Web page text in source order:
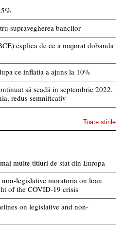
supravegherea bancilor
explica de ce a majorat dobanda
ce inflatia a ajuns la 10%
să scadă in septembrie 2022.
redus semnificativ
Toate stirile
multe titluri de stat din Europa
legislative moratoria on loan
of the COVID-19 crisis
on legislative and non-